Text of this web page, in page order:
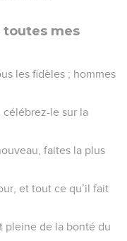
pleuvaient sur
je dois le
déchargé de ma
t’adresser leur
Si le danger menace
de la détresse. Je